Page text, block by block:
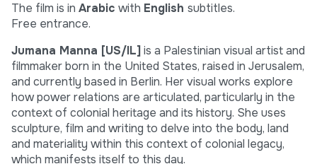
The film is in Arabic with English subtitles.
Free entrance.
Jumana Manna [US/IL] is a Palestinian visual artist and
filmmaker born in the United States, raised in Jerusalem,
and currently based in Berlin. Her visual works explore
how power relations are articulated, particularly in the
context of colonial heritage and its history. She uses
sculpture, film and writing to delve into the body, land
and materiality within this context of colonial legacy,
which manifests itself to this day.